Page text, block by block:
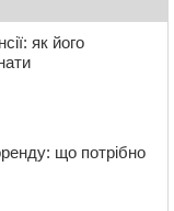
двох
дорожню
(ФОТОФАКТ)
як його
що потрібно